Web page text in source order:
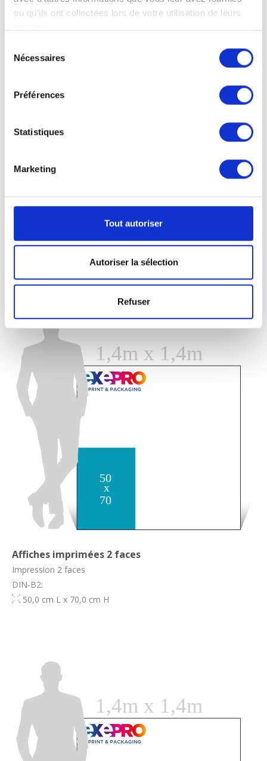
ou qu'ils ont collectées lors de votre utilisation de leurs
Nécessaires
Préférences
Statistiques
Marketing
Tout autoriser
Autoriser la sélection
Refuser
59,4 cm L x 84,1 cm H
Affiches imprimées 2 faces
Impression 2 faces
DIN-B2:
50,0 cm L x 70,0 cm H